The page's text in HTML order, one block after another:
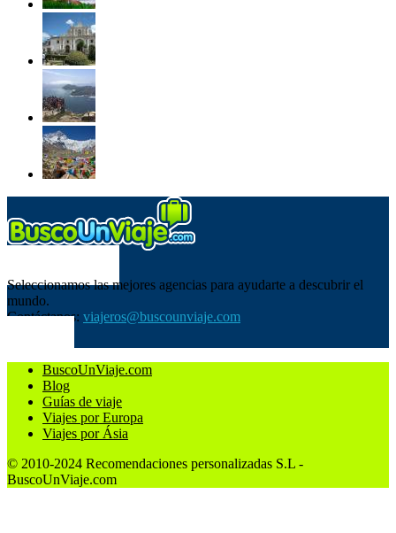
Seleccionamos las mejores agencias para ayudarte a descubrir el
mundo.
Contáctanos: viajeros@buscounviaje.com
BuscoUnViaje.com
Blog
Guías de viaje
Viajes por Europa
Viajes por Ásia
© 2010-2024 Recomendaciones personalizadas S.L -
BuscoUnViaje.com